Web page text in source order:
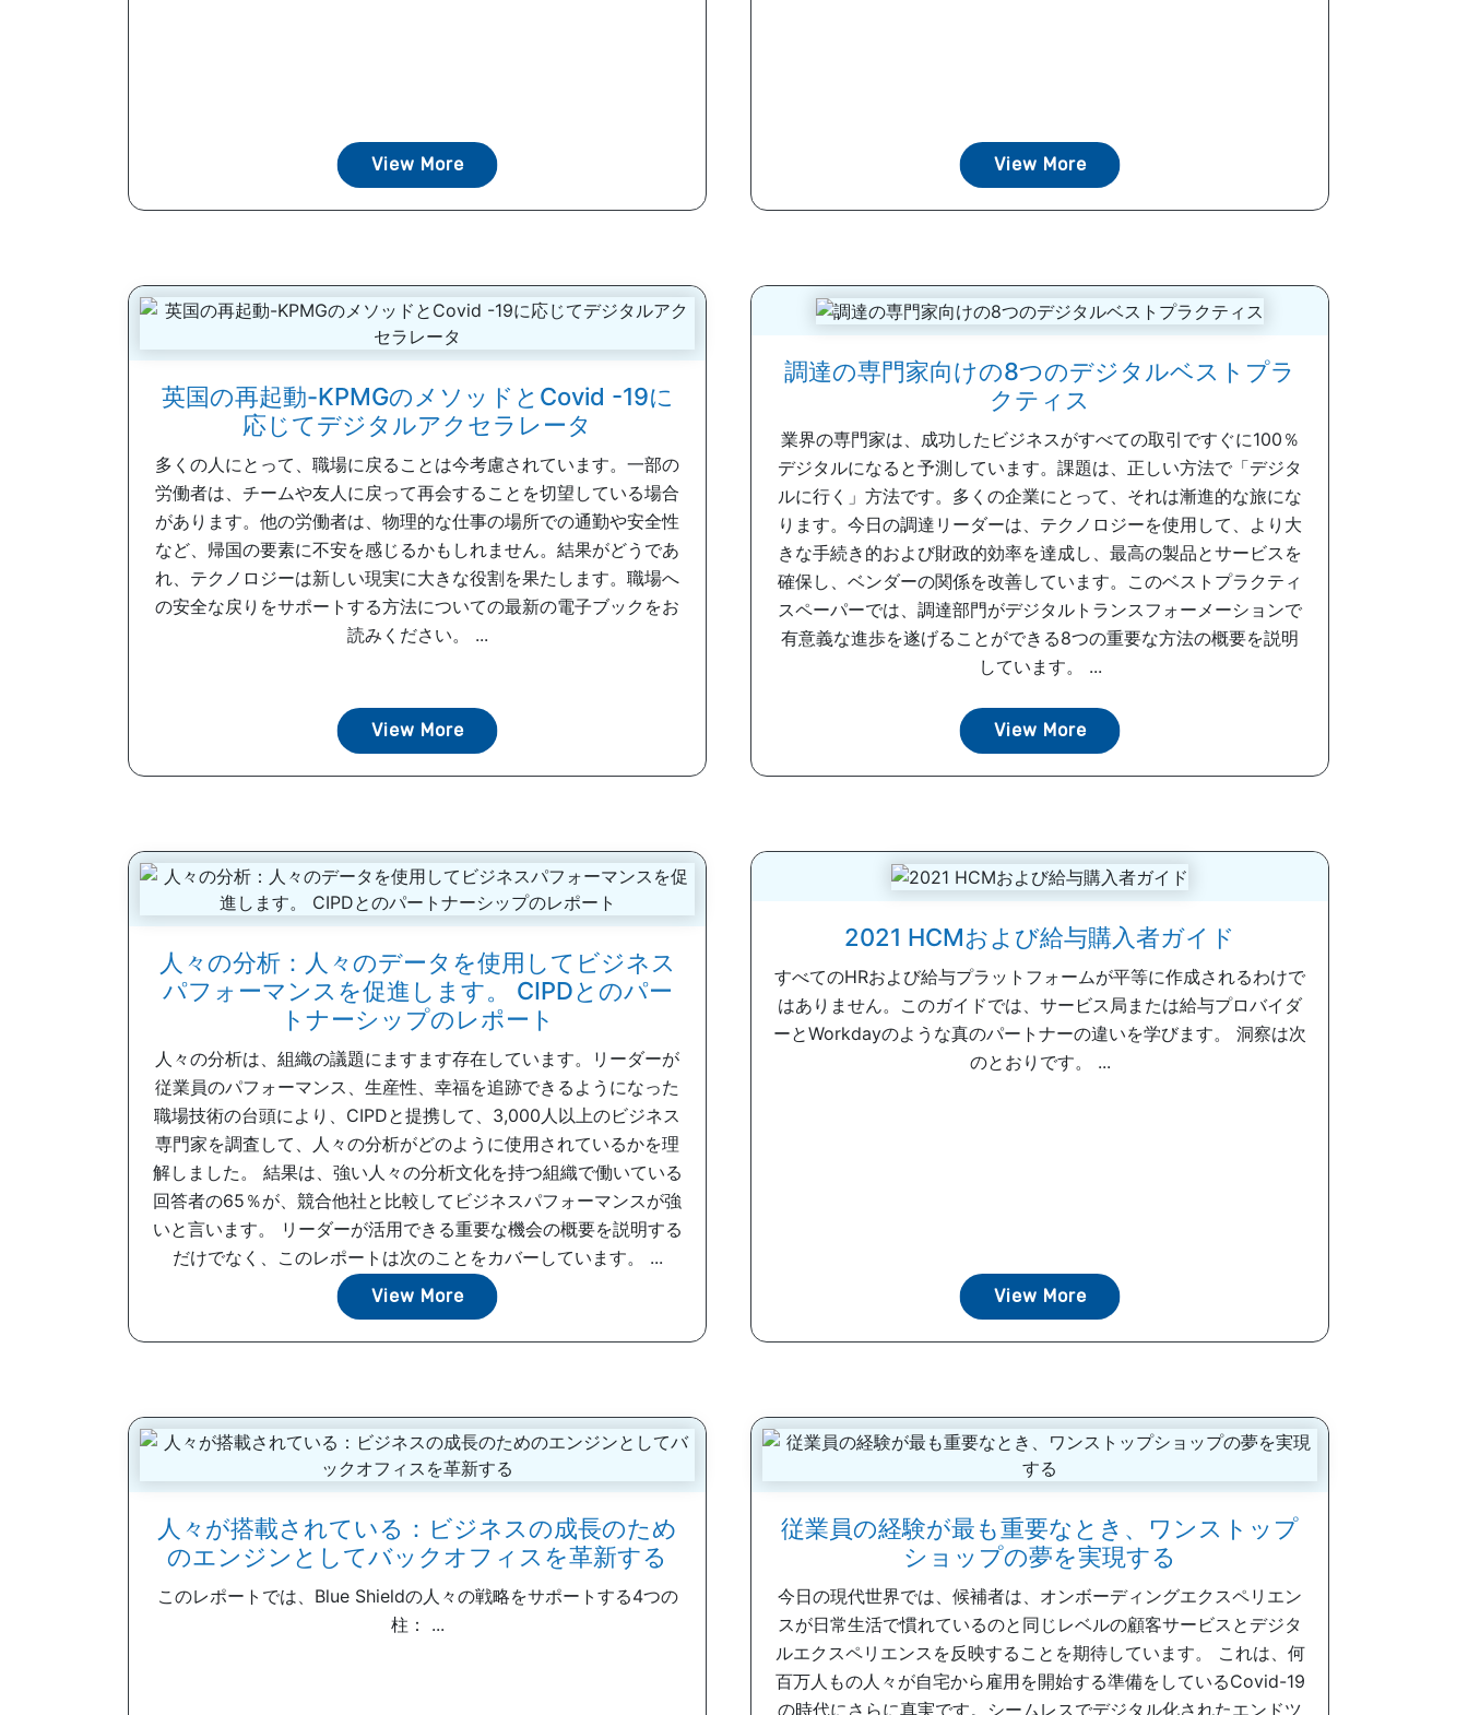
View More View More
英国の再起動-KPMGのメソッドとCovid -19に
応じてデジタルアクセラレータ
多くの人にとって、職場に戻ることは今考慮されています。一部の
労働者は、チームや友人に戻って再会することを切望している場合
があります。他の労働者は、物理的な仕事の場所での通勤や安全性
など、帰国の要素に不安を感じるかもしれません。結果がどうであ
れ、テクノロジーは新しい現実に大きな役割を果たします。職場へ
の安全な戻りをサポートする方法についての最新の電子ブックをお
読みください。 ...
View More
調達の専門家向けの8つのデジタルベストプラ
クティス
業界の専門家は、成功したビジネスがすべての取引ですぐに100％
デジタルになると予測しています。課題は、正しい方法で「デジタ
ルに行く」方法です。多くの企業にとって、それは漸進的な旅にな
ります。今日の調達リーダーは、テクノロジーを使用して、より大
きな手続き的および財政的効率を達成し、最高の製品とサービスを
確保し、ベンダーの関係を改善しています。このベストプラクティ
スペーパーでは、調達部門がデジタルトランスフォーメーションで
有意義な進歩を遂げることができる8つの重要な方法の概要を説明
しています。 ...
View More
人々の分析：人々のデータを使用してビジネス
パフォーマンスを促進します。 CIPDとのパー
トナーシップのレポート
人々の分析は、組織の議題にますます存在しています。リーダーが
従業員のパフォーマンス、生産性、幸福を追跡できるようになった
職場技術の台頭により、CIPDと提携して、3,000人以上のビジネス
専門家を調査して、人々の分析がどのように使用されているかを理
解しました。 結果は、強い人々の分析文化を持つ組織で働いている
回答者の65％が、競合他社と比較してビジネスパフォーマンスが強
いと言います。 リーダーが活用できる重要な機会の概要を説明する
だけでなく、このレポートは次のことをカバーしています。 ...
View More
2021 HCMおよび給与購入者ガイド
すべてのHRおよび給与プラットフォームが平等に作成されるわけで
はありません。このガイドでは、サービス局または給与プロバイダ
ーとWorkdayのような真のパートナーの違いを学びます。 洞察は次
のとおりです。 ...
View More
人々が搭載されている：ビジネスの成長のため
のエンジンとしてバックオフィスを革新する
このレポートでは、Blue Shieldの人々の戦略をサポートする4つの
柱： ...
従業員の経験が最も重要なとき、ワンストップ
ショップの夢を実現する
今日の現代世界では、候補者は、オンボーディングエクスペリエン
スが日常生活で慣れているのと同じレベルの顧客サービスとデジタ
ルエクスペリエンスを反映することを期待しています。 これは、何
百万人もの人々が自宅から雇用を開始する準備をしているCovid-19
の時代にさらに真実です。シームレスでデジタル化されたエンドツ